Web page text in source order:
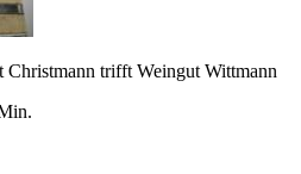
trifft Weingut Wittmann